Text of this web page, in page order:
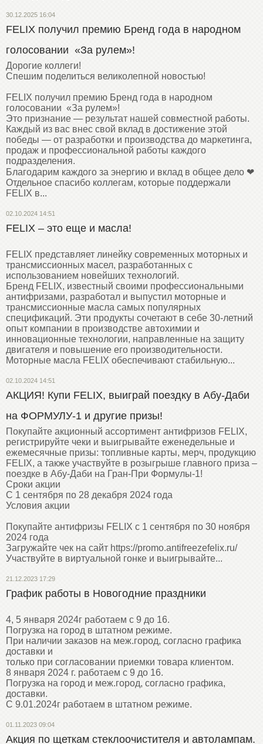
30.12.2025 16:04
FELIX получил премию Бренд года в народном
голосовании «За рулем»!
Дорогие коллеги!
Спешим поделиться великолепной новостью!
FELIX получил премию Бренд года в народном
голосовании «За рулем»!
Это признание — результат нашей совместной работы.
Каждый из вас внес свой вклад в достижение этой
победы — от разработки и производства до маркетинга,
продаж и профессиональной работы каждого
подразделения.
Благодарим каждого за энергию и вклад в общее дело ❤
Отдельное спасибо коллегам, которые поддержали
FELIX в...
02.10.2024 14:51
FELIX – это еще и масла!
FELIX представляет линейку современных моторных и
трансмиссионных масел, разработанных с
использованием новейших технологий.
Бренд FELIX, известный своими профессиональными
антифризами, разработал и выпустил моторные и
трансмиссионные масла самых популярных
спецификаций. Эти продукты сочетают в себе 30-летний
опыт компании в производстве автохимии и
инновационные технологии, направленные на защиту
двигателя и повышение его производительности.
Моторные масла FELIX обеспечивают стабильную...
02.10.2024 14:51
АКЦИЯ! Купи FELIX, выиграй поездку в Абу-Даби
на ФОРМУЛУ-1 и другие призы!
Покупайте акционный ассортимент антифризов FELIX,
регистрируйте чеки и выигрывайте еженедельные и
ежемесячные призы: топливные карты, мерч, продукцию
FELIX, а также участвуйте в розыгрыше главного приза –
поездке в Абу-Даби на Гран-При Формулы-1!
Сроки акции
С 1 сентября по 28 декабря 2024 года
Условия акции
Покупайте антифризы FELIX с 1 сентября по 30 ноября
2024 года
Загружайте чек на сайт https://promo.antifreezefelix.ru/
Участвуйте в виртуальной гонке и выигрывайте...
21.12.2023 17:29
График работы в Новогодние праздники
4, 5 января 2024г работаем с 9 до 16.
Погрузка на город в штатном режиме.
При наличии заказов на меж.город, согласно графика
доставки и
только при согласовании приемки товара клиентом.
8 января 2024 г. работаем с 9 до 16.
Погрузка на город и меж.город, согласно графика,
доставки.
С 9.01.2024г работаем в штатном режиме.
01.11.2023 09:04
Акция по щеткам стеклоочистителя и автолампам.